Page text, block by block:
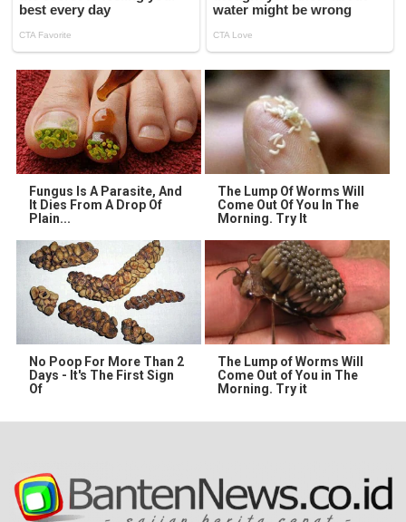
Fungus Is A Parasite, And
It Dies From A Drop Of
Plain...
The Lump Of Worms Will
Come Out Of You In The
Morning. Try It
No Poop For More Than 2
Days - It's The First Sign
Of
The Lump of Worms Will
Come Out of You in The
Morning. Try it